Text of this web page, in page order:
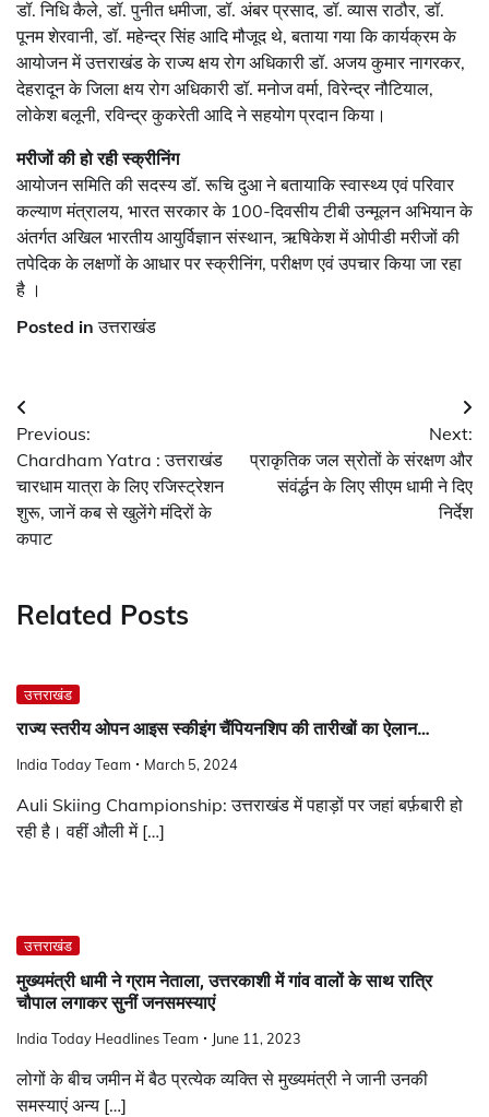
डॉ. निधि कैले, डॉ. पुनीत धमीजा, डॉ. अंबर प्रसाद, डॉ. व्यास राठौर, डॉ.
पूनम शेरवानी, डॉ. महेन्द्र सिंह आदि मौजूद थे, बताया गया कि कार्यक्रम के
आयोजन में उत्तराखंड के राज्य क्षय रोग अधिकारी डॉ. अजय कुमार नागरकर,
देहरादून के जिला क्षय रोग अधिकारी डॉ. मनोज वर्मा, विरेन्द्र नौटियाल,
लोकेश बलूनी, रविन्द्र कुकरेती आदि ने सहयोग प्रदान किया।
मरीजों की हो रही स्क्रीनिंग
आयोजन समिति की सदस्य डॉ. रूचि दुआ ने बतायाकि स्वास्थ्य एवं परिवार
कल्याण मंत्रालय, भारत सरकार के 100-दिवसीय टीबी उन्मूलन अभियान के
अंतर्गत अखिल भारतीय आयुर्विज्ञान संस्थान, ऋषिकेश में ओपीडी मरीजों की
तपेदिक के लक्षणों के आधार पर स्क्रीनिंग, परीक्षण एवं उपचार किया जा रहा
है ।
Posted inउत्तराखंड
Post
navigation
Previous:
Chardham Yatra : उत्तराखंड
चारधाम यात्रा के लिए रजिस्ट्रेशन
शुरू, जानें कब से खुलेंगे मंदिरों के
कपाट
Next:
प्राकृतिक जल स्रोतों के संरक्षण और
संवंर्द्धन के लिए सीएम धामी ने दिए
निर्देश
Related Posts
उत्तराखंड
राज्य स्तरीय ओपन आइस स्कीइंग चैंपियनशिप की तारीखों का ऐलान…
India Today Team March 5, 2024
Auli Skiing Championship: उत्तराखंड में पहाड़ों पर जहां बर्फ़बारी हो
रही है। वहीं औली में […]
उत्तराखंड
मुख्यमंत्री धामी ने ग्राम नेताला, उत्तरकाशी में गांव वालों के साथ रात्रि
चौपाल लगाकर सुनीं जनसमस्याएं
India Today Headlines Team June 11, 2023
लोगों के बीच जमीन में बैठ प्रत्येक व्यक्ति से मुख्यमंत्री ने जानी उनकी
समस्याएं अन्य […]